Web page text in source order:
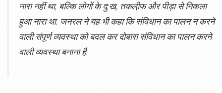
नारा नहीं था, बल्कि लोगों के दु:ख, तकली़फ और पीड़ा से निकला
हुआ नारा था. जनरल ने यह भी कहा कि संविधान का पालन न करने
वाली संपूर्ण व्यवस्था को बदल कर दोबारा संविधान का पालन करने
वाली व्यवस्था बनाना है.